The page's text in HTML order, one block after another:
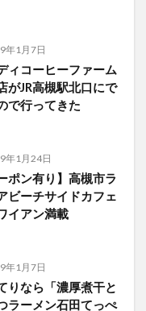
年1月7日
ィコーヒーファーム
がJR高槻駅北口にで
で行ってきた
年1月24日
ポン有り】高槻市ラ
ビーチサイドカフェ
イアン満載
年1月7日
りなら「濃厚煮干と
ラーメン石田てっぺ